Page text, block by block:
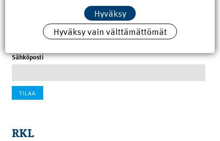
Tilaa uutiskirje
Sähköposti
RKL
Hyväksy
Hyväksy vain välttämättömät